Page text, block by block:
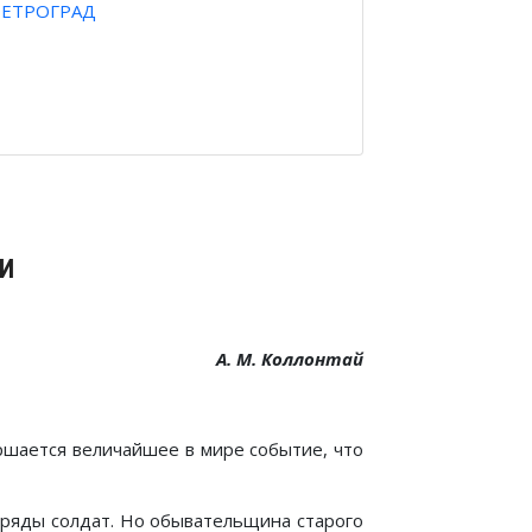
А. М. Коллонтай
величайшее в мире событие, что
солдат. Но обывательщина старого